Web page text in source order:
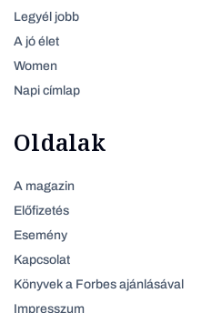
Legyél jobb
A jó élet
Women
Napi címlap
Oldalak
A magazin
Előfizetés
Esemény
Kapcsolat
Könyvek a Forbes ajánlásával
Impresszum